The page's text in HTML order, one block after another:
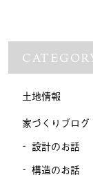
土地情報
家づくりブログ
設計のお話
構造のお話